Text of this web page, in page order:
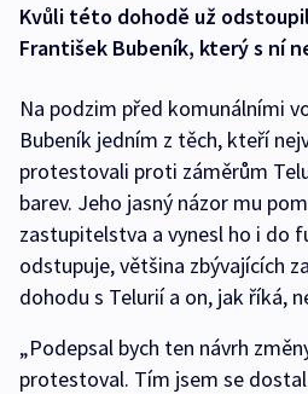
Kvůli této dohodě už
František Bubeník, který s ní
Na podzim před komunálními
Bubeník jedním z těch, kteří
protestovali proti záměrům
barev. Jeho jasný názor mu
zastupitelstva a vynesl ho i do
odstupuje, většina zbývajících
dohodu s Telurií a on, jak říká,
„Podepsal bych ten návrh
protestoval. Tím jsem se